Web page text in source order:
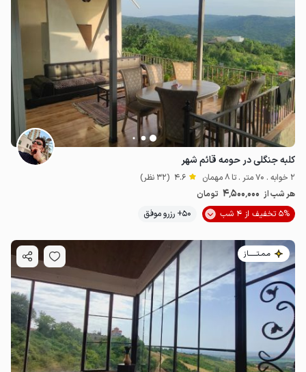
4.5میلیون ت 4.6
کلبه جنگلی در حومه قائم شهر
2 خوابه . 70 متر . تا 8 مهمان 4.6 (32 نظر)
هر شب از 4٬500٬000 تومان
5% تخفیف از 4 شب
50+ رزرو موفق
مـمـتــــــاز